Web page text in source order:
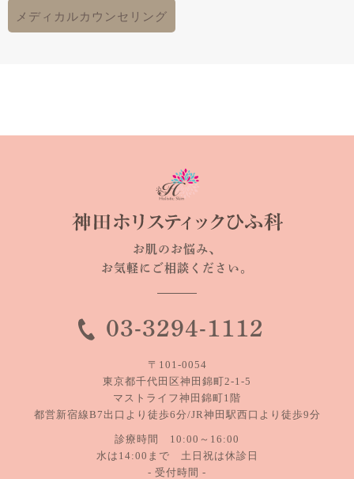
メディカルカウンセリング
お肌のお悩み、
お気軽にご相談ください。
03-3294-1112
〒101-0054
東京都千代田区神田錦町2-1-5
マストライフ神田錦町1階
都営新宿線B7出口より徒歩6分/JR神田駅西口より徒歩9分
診療時間 10:00～16:00
水は14:00まで 土日祝は休診日
- 受付時間 -